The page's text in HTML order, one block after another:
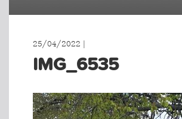
25/04/2022 |
IMG_6535